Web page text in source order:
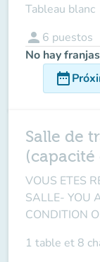
Tableau blanc
person 6 puestos
No hay
date_range
Salle de
(capacité
VOUS ETES
SALLE- YOU
CONDITION
1 table et 8